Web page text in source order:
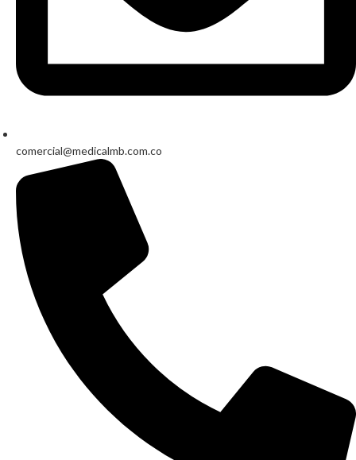
comercial@medicalmb.com.co